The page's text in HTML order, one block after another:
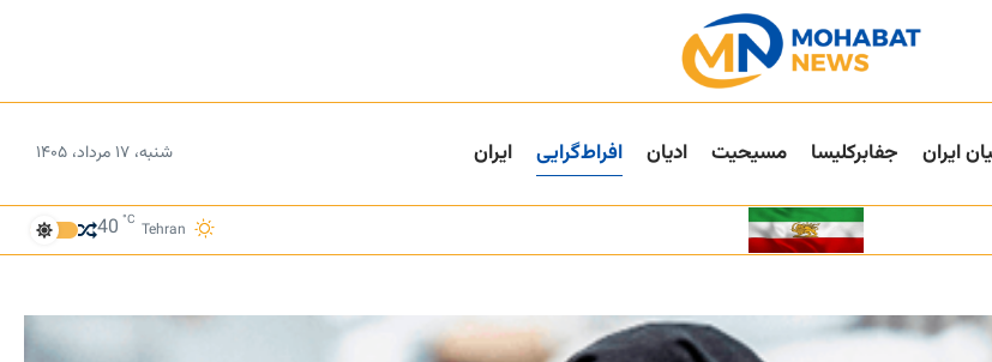
ایران جفا‌بر‌کلیسا مسیحیت ادیان افراط‌گرایی ایران شنبه، ۱۷ مرداد، ۱۴۰۵
Tehran
40 °C